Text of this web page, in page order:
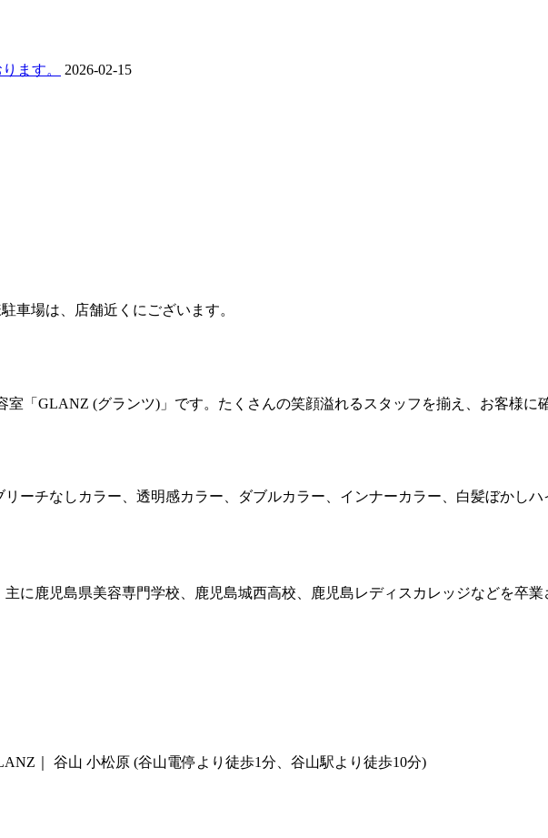
ます。
2026-02-15
車場は、店舗近くにございます。
室「GLANZ (グランツ)」です。たくさんの笑顔溢れるスタッフを揃え、お客様に
ーチなしカラー、透明感カラー、ダブルカラー、インナーカラー、白髪ぼかし
に鹿児島県美容専門学校、鹿児島城西高校、鹿児島レディスカレッジなどを卒
｜ 谷山 小松原 (谷山電停より徒歩1分、谷山駅より徒歩10分)